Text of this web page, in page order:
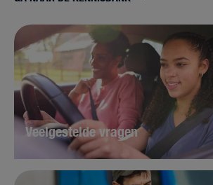
Veelgestelde vragen